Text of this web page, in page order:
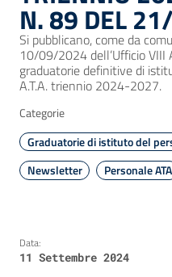
N. 89 DEL
Si pubblicano, come da
10/09/2024 dell’Ufficio VIII
graduatorie definitive di
A.T.A. triennio 2024-2027.
Categorie
Graduatorie di istituto del
Newsletter
Personale ATA
Data:
11 Settembre 2024